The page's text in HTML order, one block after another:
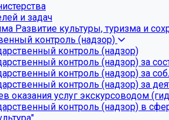
и задач
Развитие культуры, туризма и
контроль (надзор)
контроль (надзор)
контроль (надзор) за
контроль (надзор) за
контроль (надзор) за
оказания услуг экскурсоводом
контроль (надзор) в